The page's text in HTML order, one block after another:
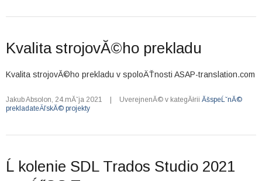
Kvalita strojovĂ©ho prekladu
Kvalita strojovĂ©ho prekladu v spoloÄŤnosti ASAP-translation.com
Jakub Absolon, 24.mĂˇja 2021 UverejnenĂ© v kategĂłrii ĂšspeĹˇnĂ©
prekladateÄľskĂ© projekty
Ĺ kolenie SDL Trados Studio 2021